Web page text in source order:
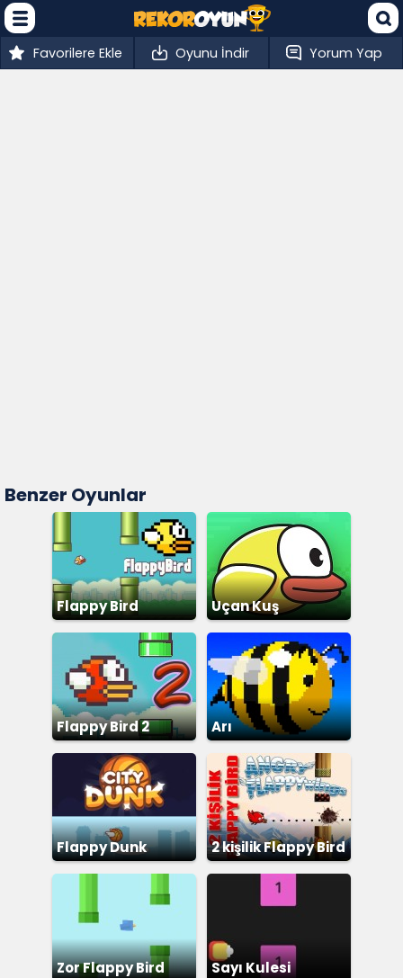
Favorilere Ekle Oyunu İndir Yorum Yap
Benzer Oyunlar
Flappy Bird Uçan Kuş
Flappy Bird 2 Arı
Flappy Dunk 2 kişilik Flappy Bird
Zor Flappy Bird Sayı Kulesi